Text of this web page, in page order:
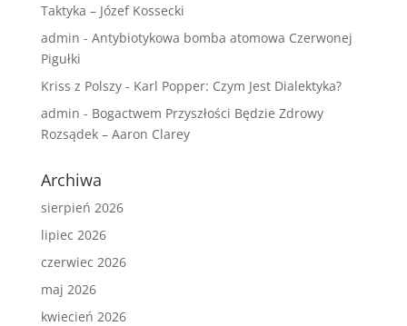
Taktyka – Józef Kossecki
admin - Antybiotykowa bomba atomowa Czerwonej
Pigułki
Kriss z Polszy- Karl Popper: Czym Jest Dialektyka?
admin - Bogactwem Przyszłości Będzie Zdrowy
Rozsądek – Aaron Clarey
Archiwa
sierpień 2026
lipiec 2026
czerwiec 2026
maj 2026
kwiecień 2026